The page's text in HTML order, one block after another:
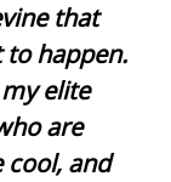
that
happen.
elite
are
cool, and